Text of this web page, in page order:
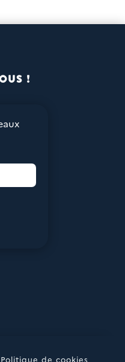
!
Politique de cookies